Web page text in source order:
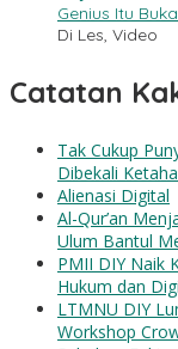
Genius Itu
Di Les, Video
Catatan
Tak Cukup
Dibekali
Alienasi Digital
Al-Qur’an
Ulum Bantul
PMII DIY Naik
Hukum dan
LTMNU DIY
Workshop